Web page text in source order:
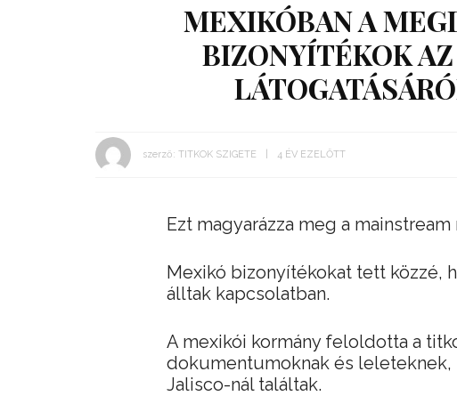
MEXIKÓBAN A
BIZONYÍTÉKOK
szerző: TITKOK SZIGETE 4 ÉV EZELŐTT
Ezt magyarázza meg a
Mexikó bizonyítékokat tett közzé,
álltak kapcsolatban.
A mexikói kormány feloldotta a
dokumentumoknak és
Jalisco-nál találtak.